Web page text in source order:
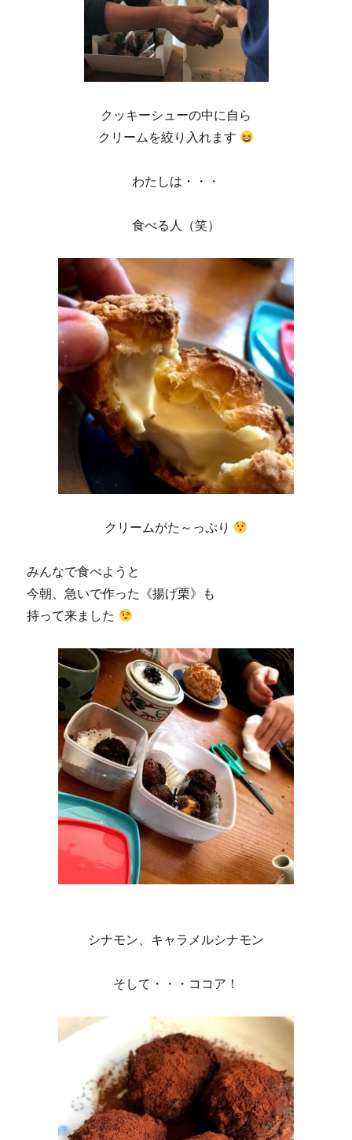
クッキーシューの中に自ら
クリームを絞り入れます
わたしは・・・
食べる人（笑）
クリームがた～っぷり
みんなで食べようと
今朝、急いで作った《揚げ栗》も
持って来ました
シナモン、キャラメルシナモン
そして・・・ココア！